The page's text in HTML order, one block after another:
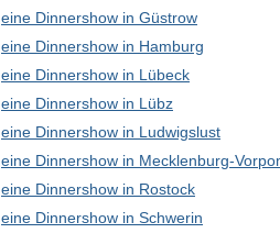
eine Dinnershow in Güstrow
eine Dinnershow in Hamburg
eine Dinnershow in Lübeck
eine Dinnershow in Lübz
eine Dinnershow in Ludwigslust
eine Dinnershow in Mecklenburg-
eine Dinnershow in Rostock
eine Dinnershow in Schwerin